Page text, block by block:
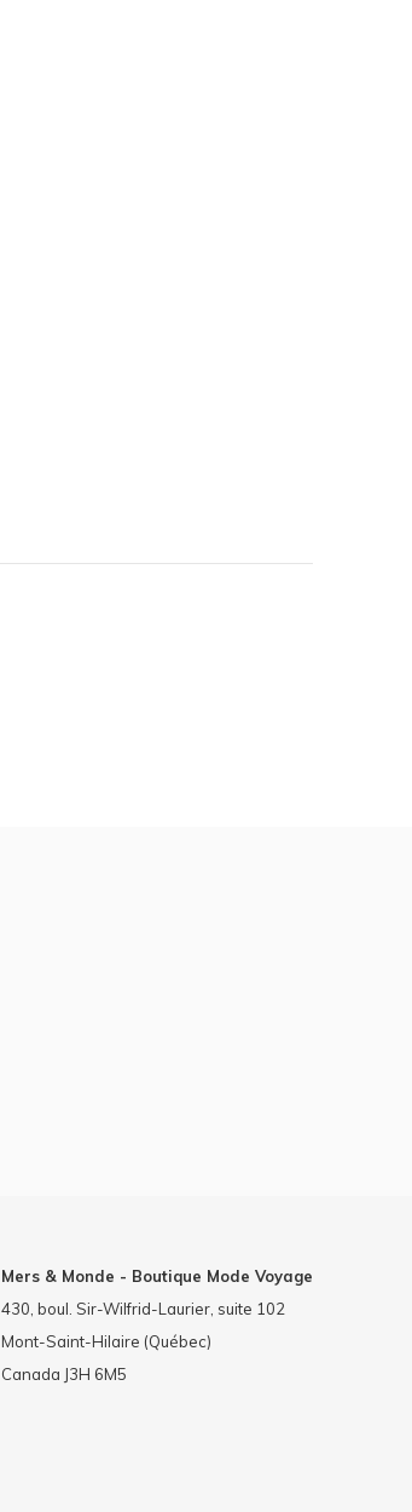
Mers & Monde - Boutique Mode Voyage
430, boul. Sir-Wilfrid-Laurier, suite 102
Mont-Saint-Hilaire (Québec)
Canada J3H 6M5